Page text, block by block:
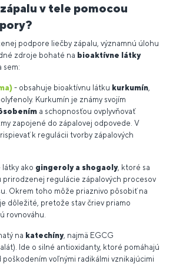
v tele pomocou
podpore liečby zápalu, významnú úlohu
zdroje bohaté na bioaktívne látky
sem:
- obsahuje bioaktívnu látku kurkumín
Kurkumín je známy svojím
a schopnosťou ovplyvňovať
zapojené do zápalovej odpovede. V
k regulácii tvorby zápalových
ako gingeroly a shogaoly, ktoré sa
prirodzenej regulácie zápalových procesov
Okrem toho môže priaznivo pôsobiť na
dôležité, pretože stav čriev priamo
rovnováhu.
na katechíny, najmä EGCG
Ide o silné antioxidanty, ktoré pomáhajú
voľnými radikálmi vznikajúcimi